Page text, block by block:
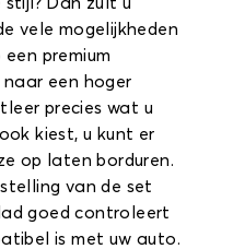
vele mogelijkheden
premium
een hoger
precies wat u
kiest, u kunt er
op laten borduren.
van de set
goed controleert
is met uw auto.